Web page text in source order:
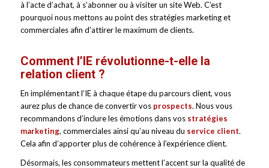
à l’acte d’achat, à s’abonner ou à visiter un site Web. C’est
pourquoi nous mettons au point des stratégies marketing et
commerciales afin d’attirer le maximum de clients.
Comment l’IE révolutionne-t-elle la
relation client ?
En implémentant l’IE à chaque étape du parcours client, vous
aurez plus de chance de convertir vos prospects. Nous vous
recommandons d’inclure les émotions dans vos stratégies
marketing, commerciales ainsi qu’au niveau du service client.
Cela afin d’apporter plus de cohérence à l’expérience client.
Désormais, les consommateurs mettent l’accent sur la qualité de